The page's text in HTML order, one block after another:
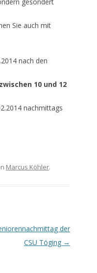
Sie auch mit
nach den
10 und 12
nachmittags
Marcus Köhler.
der
CSU Töging →